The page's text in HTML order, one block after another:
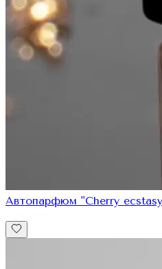
Автопарфюм "Cherry